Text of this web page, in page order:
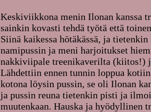
Keskiviikkona menin Ilonan kanssa
sainkin kovasti tehdä työtä että
Siinä kaikessa hötäkässä, ja
namipussin ja meni harjoitukset
nakkiviipale treenikaverilta (kiitos!)
Lähdettiin ennen tunnin loppua
kotona löysin pussin, se oli Ilonan
ja pussin reuna tietenkin pisti ja
muutenkaan. Hauska ja hyödyllinen